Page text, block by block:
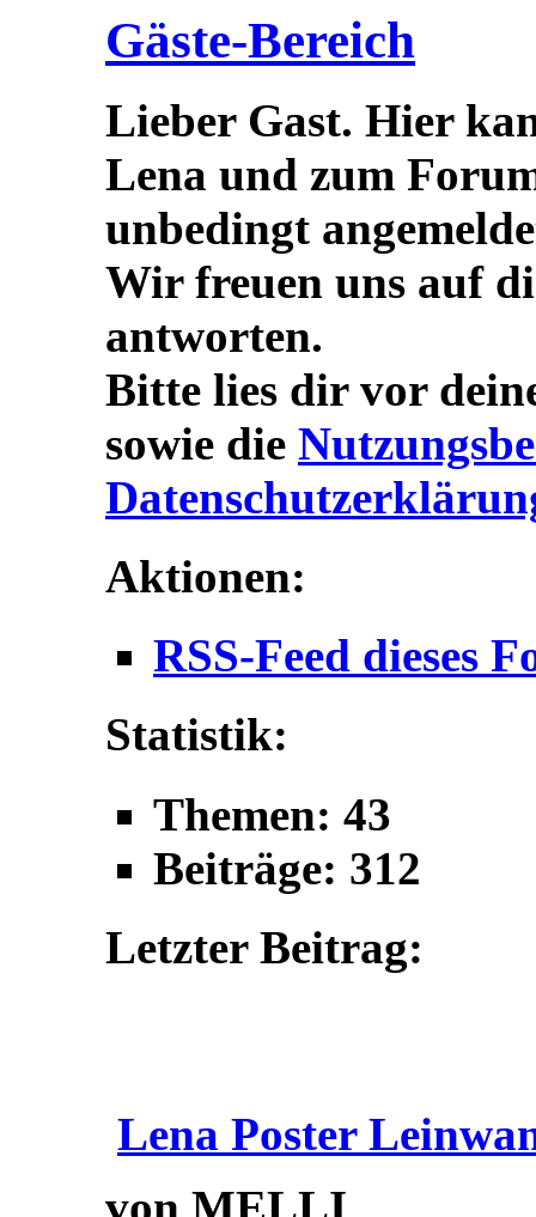
Gäste-Bereich
Lieber Gast. Hier
Lena und zum
unbedingt
Wir freuen uns auf
antworten.
Bitte lies dir vor
sowie die
Aktionen:
RSS-Feed dieses
Statistik:
Themen: 43
Beiträge: 312
Letzter Beitrag:
Lena Poster